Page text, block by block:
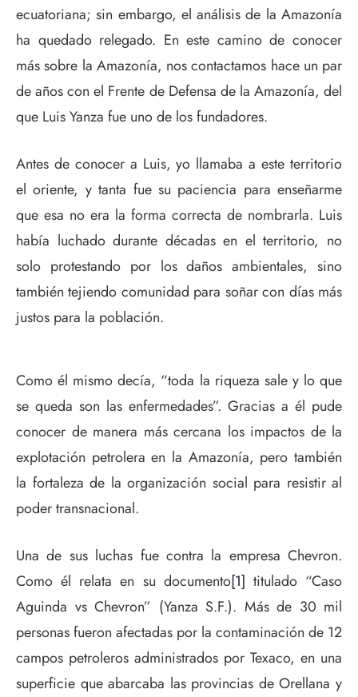
ecuatoriana; sin embargo, el análisis de la Amazonía
ha quedado relegado. En este camino de conocer
más sobre la Amazonía, nos contactamos hace un par
de años con el Frente de Defensa de la Amazonía, del
que Luis Yanza fue uno de los fundadores.
Antes de conocer a Luis, yo llamaba a este territorio
el oriente, y tanta fue su paciencia para enseñarme
que esa no era la forma correcta de nombrarla. Luis
había luchado durante décadas en el territorio, no
solo protestando por los daños ambientales, sino
también tejiendo comunidad para soñar con días más
justos para la población.
Como él mismo decía, “toda la riqueza sale y lo que
se queda son las enfermedades”. Gracias a él pude
conocer de manera más cercana los impactos de la
explotación petrolera en la Amazonía, pero también
la fortaleza de la organización social para resistir al
poder transnacional.
Una de sus luchas fue contra la empresa Chevron.
Como él relata en su documento[1] titulado “Caso
Aguinda vs Chevron” (Yanza S.F.). Más de 30 mil
personas fueron afectadas por la contaminación de 12
campos petroleros administrados por Texaco, en una
superficie que abarcaba las provincias de Orellana y